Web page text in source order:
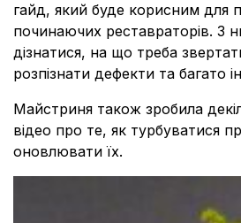
гайд, який буде корисним для
починаючих реставраторів. З
дізнатися, на що треба
розпізнати дефекти та багато
Майстриня також зробила
відео про те, як турбуватися
оновлювати їх.